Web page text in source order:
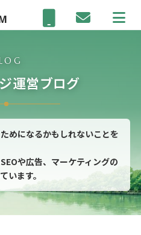
運営ブログ
めになるかもしれないことを
や広告、マーケティングの
います。